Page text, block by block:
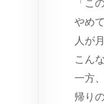
「こ
やめ
人が
こん
一方
帰り